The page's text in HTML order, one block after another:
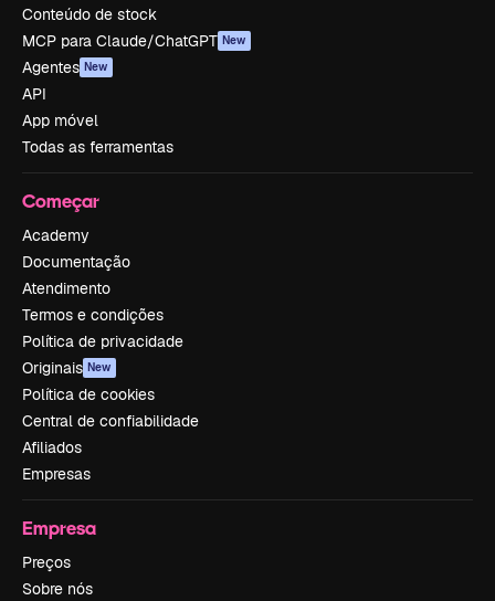
Conteúdo de stock
MCP para Claude/ChatGPT New
Agentes New
API
App móvel
Todas as ferramentas
Começar
Academy
Documentação
Atendimento
Termos e condições
Política de privacidade
Originais New
Política de cookies
Central de confiabilidade
Afiliados
Empresas
Empresa
Preços
Sobre nós